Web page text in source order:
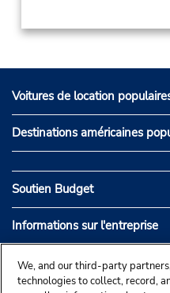
Voitures de location
Destinations américaines
Soutien Budget
Informations sur l'entreprise
Partenaires de Budget
We, and our third-party
technologies to collect, record,